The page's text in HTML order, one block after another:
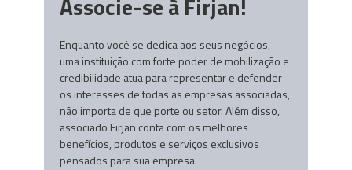
Associe-se à Firjan!
Enquanto você se dedica aos seus negócios,
uma instituição com forte poder de mobilização e
credibilidade atua para representar e defender
os interesses de todas as empresas associadas,
não importa de que porte ou setor. Além disso,
associado Firjan conta com os melhores
benefícios, produtos e serviços exclusivos
pensados para sua empresa.